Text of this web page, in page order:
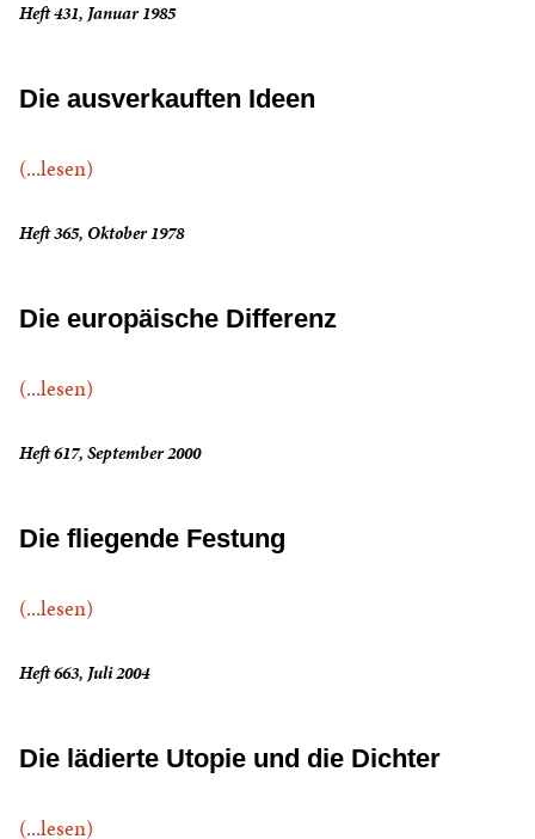
Heft 431, Januar 1985
Die ausverkauften Ideen
(...lesen)
Heft 365, Oktober 1978
Die europäische Differenz
(...lesen)
Heft 617, September 2000
Die fliegende Festung
(...lesen)
Heft 663, Juli 2004
Die lädierte Utopie und die Dichter
(...lesen)